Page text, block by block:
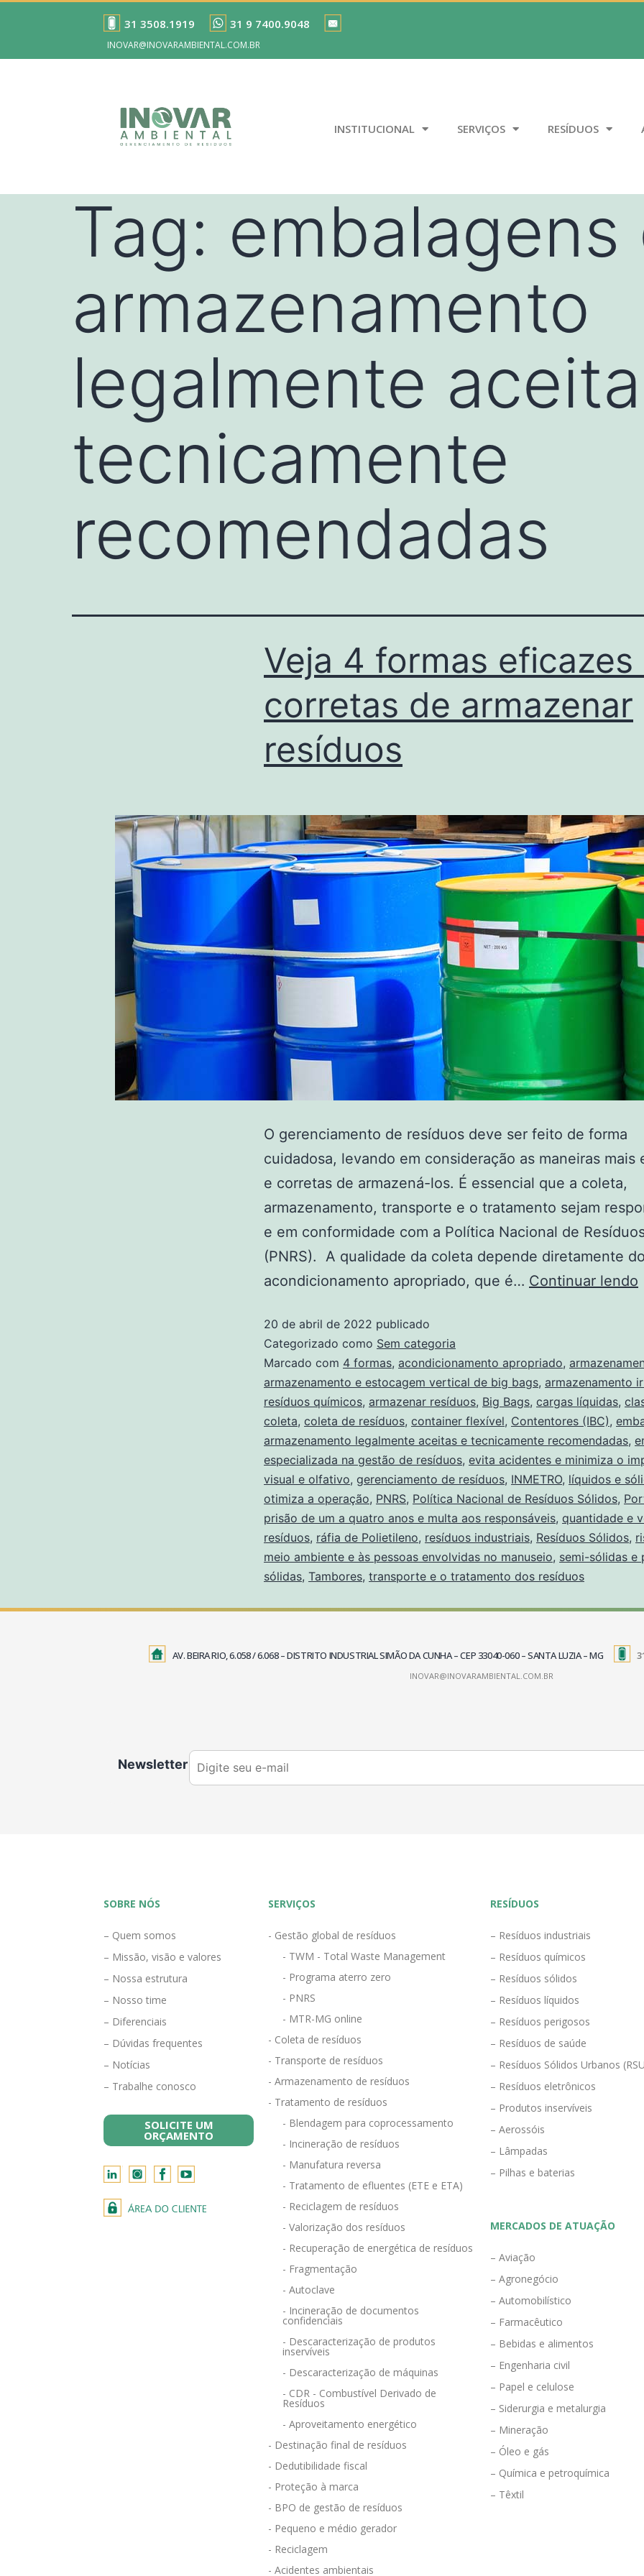
31 3508.1919 31 9 7400.9048
INOVAR@INOVARAMBIENTAL.COM.BR
INSTITUCIONAL SERVIÇOS RESÍDUOS
Tag: embalagens
armazenamento
legalmente
tecnicamente
recomendadas
Veja 4 formas eficazes
corretas de armazenar
resíduos
O gerenciamento de resíduos deve ser feito de forma
cuidadosa, levando em consideração as maneiras mais
e corretas de armazená-los. É essencial que a coleta,
armazenamento, transporte e o tratamento sejam
e em conformidade com a Política Nacional de
(PNRS). A qualidade da coleta depende diretamente
acondicionamento apropriado, que é… Continuar lendo
20 de abril de 2022 publicado
Categorizado como Sem categoria
Marcado com 4 formas, acondicionamento apropriado,
armazenamento e estocagem vertical de big bags, armazenamento
resíduos químicos, armazenar resíduos, Big Bags, cargas líquidas,
coleta, coleta de resíduos, container flexível, Contentores (IBC),
armazenamento legalmente aceitas e tecnicamente recomendadas,
especializada na gestão de resíduos, evita acidentes e minimiza o
visual e olfativo, gerenciamento de resíduos, INMETRO, líquidos e
otimiza a operação, PNRS, Política Nacional de Resíduos Sólidos,
prisão de um a quatro anos e multa aos responsáveis, quantidade e
resíduos, ráfia de Polietileno, resíduos industriais, Resíduos Sólidos,
meio ambiente e às pessoas envolvidas no manuseio, semi-sólidas e
sólidas, Tambores, transporte e o tratamento dos resíduos
AV. BEIRA RIO, 6.058 / 6.068 – DISTRITO INDUSTRIAL SIMÃO DA CUNHA – CEP 33040-060 – SANTA LUZIA – MG
INOVAR@INOVARAMBIENTAL.COM.BR
Newsletter
SOBRE NÓS
– Quem somos
– Missão, visão e valores
– Nossa estrutura
– Nosso time
– Diferenciais
– Dúvidas frequentes
– Notícias
– Trabalhe conosco
SOLICITE UM
ORÇAMENTO
SERVIÇOS
- Gestão global de resíduos
- TWM - Total Waste Management
- Programa aterro zero
- PNRS
- MTR-MG online
- Coleta de resíduos
- Transporte de resíduos
- Armazenamento de resíduos
- Tratamento de resíduos
- Blendagem para coprocessamento
- Incineração de resíduos
- Manufatura reversa
- Tratamento de efluentes (ETE e ETA)
- Reciclagem de resíduos
- Valorização dos resíduos
- Recuperação de energética de resíduos
- Fragmentação
- Autoclave
- Incineração de documentos
confidenciais
- Descaracterização de produtos
inservíveis
- Descaracterização de máquinas
- CDR - Combustível Derivado de
Resíduos
- Aproveitamento energético
- Destinação final de resíduos
- Dedutibilidade fiscal
- Proteção à marca
- BPO de gestão de resíduos
- Pequeno e médio gerador
- Reciclagem
- Acidentes ambientais
RESÍDUOS
– Resíduos industriais
– Resíduos químicos
– Resíduos sólidos
– Resíduos líquidos
– Resíduos perigosos
– Resíduos de saúde
– Resíduos Sólidos Urbanos
– Resíduos eletrônicos
– Produtos inservíveis
– Aerossóis
– Lâmpadas
– Pilhas e baterias
MERCADOS DE ATUAÇÃO
– Aviação
– Agronegócio
– Automobilístico
– Farmacêutico
– Bebidas e alimentos
– Engenharia civil
– Papel e celulose
– Siderurgia e metalurgia
– Mineração
– Óleo e gás
– Química e petroquímica
– Têxtil